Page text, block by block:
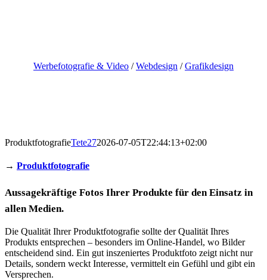
Werbefotografie & Video /Webdesign /Grafikdesign
ProduktfotografieTete272026-07-05T22:44:13+02:00
→ Produktfotografie
Aussagekräftige Fotos Ihrer Produkte für den Einsatz in
allen Medien.
Die Qualität Ihrer Produktfotografie sollte der Qualität Ihres
Produkts entsprechen – besonders im Online-Handel, wo Bilder
entscheidend sind. Ein gut inszeniertes Produktfoto zeigt nicht nur
Details, sondern weckt Interesse, vermittelt ein Gefühl und gibt ein
Versprechen.